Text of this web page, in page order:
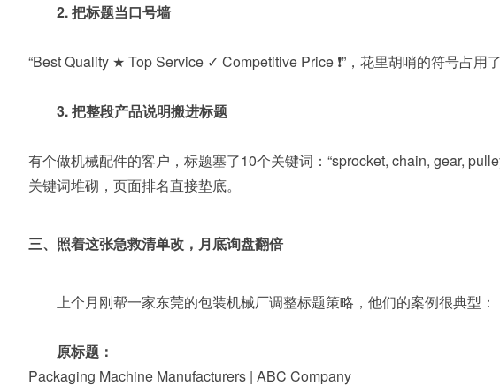
2. 把标题当口号墙
“Best Quality ★ Top Service ✓ Competitive Price ❗”，花里胡哨的符号占
3. 把整段产品说明搬进标题
有个做机械配件的客户，标题塞了10个关键词：“sprocket, chain, gear,
关键词堆砌，页面排名直接垫底。
三、照着这张急救清单改，月底询盘翻倍
上个月刚帮一家东莞的包装机械厂调整标题策略，他们的案例很典型：
原标题：
Packaging Machine Manufacturers | ABC Company